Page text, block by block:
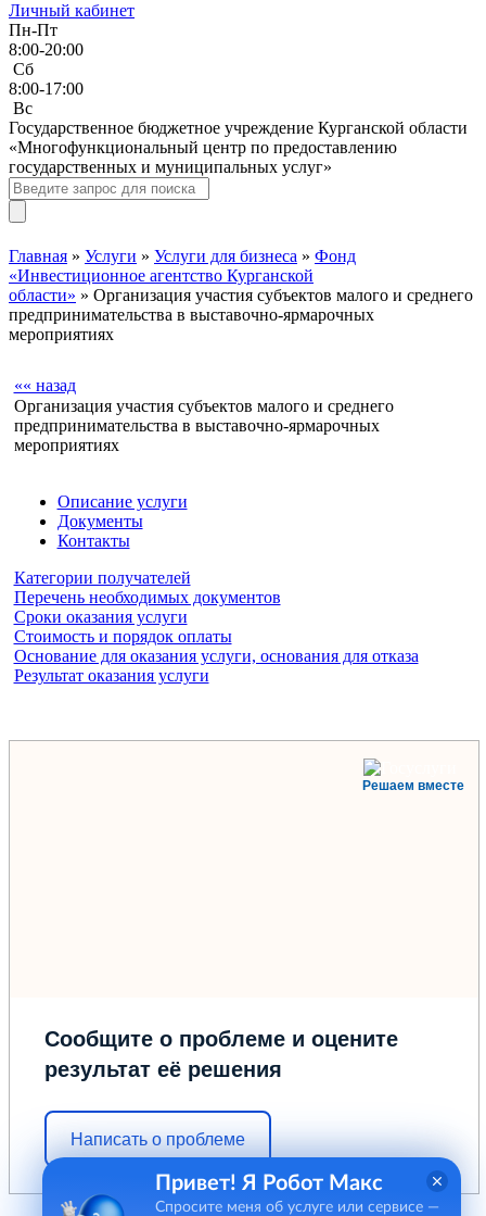
Личный кабинет
Пн-Пт
8:00-20:00
Сб
8:00-17:00
Bc
Государственное бюджетное учреждение Курганской области
«Многофункциональный центр по предоставлению
государственных и муниципальных услуг»
Главная » Услуги » Услуги для бизнеса » Фонд
«Инвестиционное агентство Курганской
области» » Организация участия субъектов малого и среднего
предпринимательства в выставочно-ярмарочных
мероприятиях
«« назад
Организация участия субъектов малого и среднего
предпринимательства в выставочно-ярмарочных
мероприятиях
Описание услуги
Документы
Контакты
Категории получателей
Перечень необходимых документов
Сроки оказания услуги
Стоимость и порядок оплаты
Основание для оказания услуги, основания для отказа
Результат оказания услуги
Решаем вместе
Сообщите о проблеме и оцените
результат её решения
Написать о проблеме
Привет! Я Робот Макс
Спросите меня об услуге или сервисе —